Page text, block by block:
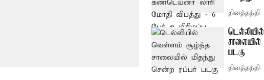
தினத்தந்தி
சாலையில்
படகு
தினத்தந்தி